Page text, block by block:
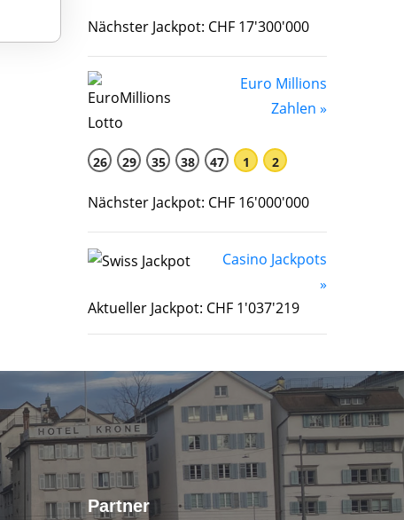
Nächster Jackpot: CHF 17'300'000
Euro Millions
Zahlen »
26 29 35 38 47 1 2
Nächster Jackpot: CHF 16'000'000
Casino Jackpots
»
Aktueller Jackpot: CHF 1'037'219
Partner